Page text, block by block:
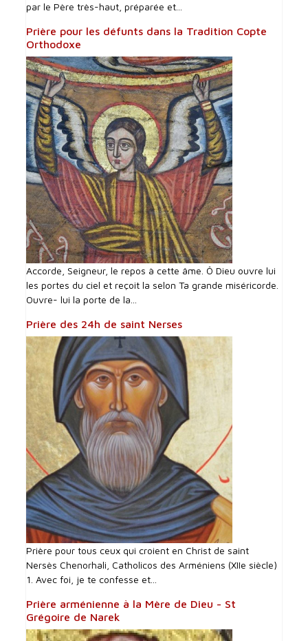
par le Père très-haut, préparée et...
Prière pour les défunts dans la Tradition Copte
Orthodoxe
Accorde, Seigneur, le repos à cette âme. Ô Dieu ouvre lui
les portes du ciel et reçoit la selon Ta grande miséricorde.
Ouvre- lui la porte de la...
Prière des 24h de saint Nerses
Prière pour tous ceux qui croient en Christ de saint
Nersès Chenorhali, Catholicos des Arméniens (XIIe siècle)
1. Avec foi, je te confesse et...
Prière arménienne à la Mère de Dieu - St
Grégoire de Narek